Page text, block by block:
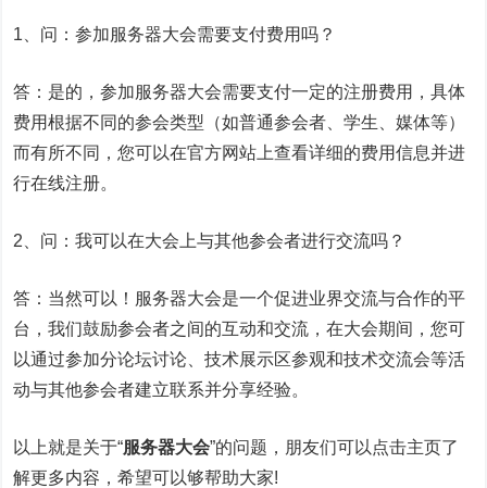
1、问：参加服务器大会需要支付费用吗？
答：是的，参加服务器大会需要支付一定的注册费用，具体
费用根据不同的参会类型（如普通参会者、学生、媒体等）
而有所不同，您可以在官方网站上查看详细的费用信息并进
行在线注册。
2、问：我可以在大会上与其他参会者进行交流吗？
答：当然可以！服务器大会是一个促进业界交流与合作的平
台，我们鼓励参会者之间的互动和交流，在大会期间，您可
以通过参加分论坛讨论、技术展示区参观和技术交流会等活
动与其他参会者建立联系并分享经验。
以上就是关于“服务器大会”的问题，朋友们可以点击主页了
解更多内容，希望可以够帮助大家!